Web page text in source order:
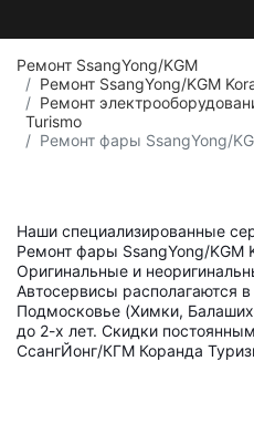
Ремонт SsangYong/KGM
Ремонт SsangYong/KGM
Ремонт
Turismo
Ремонт фары SsangYong/
Наши специализированные
Ремонт фары SsangYong/KGM
Оригинальные и
Автосервисы располагаются
Подмосковье (Химки,
до 2-х лет. Скидки
СсангЙонг/КГМ Коранда